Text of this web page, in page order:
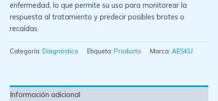
enfermedad, lo que permite su uso para monitorear la
respuesta al tratamiento y predecir posibles brotes o
recaídas.
Categoría: Diagnóstico Etiqueta: Producto Marca: AESKU
Información adicional